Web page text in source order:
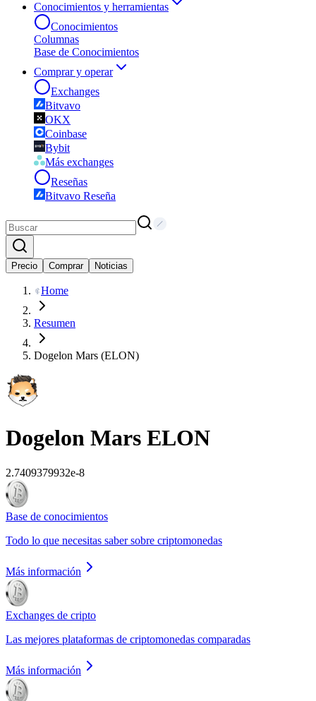
Conocimientos y herramientas
Conocimientos
Columnas
Base de Conocimientos
Comprar y operar
Exchanges
Bitvavo
OKX
Coinbase
Bybit
Más exchanges
Reseñas
Bitvavo Reseña
Precio Comprar Noticias
Home
Resumen
Dogelon Mars (ELON)
Dogelon Mars ELON
2.7409379932e-8
Base de conocimientos
Todo lo que necesitas saber sobre criptomonedas
Más información
Exchanges de cripto
Las mejores plataformas de criptomonedas comparadas
Más información